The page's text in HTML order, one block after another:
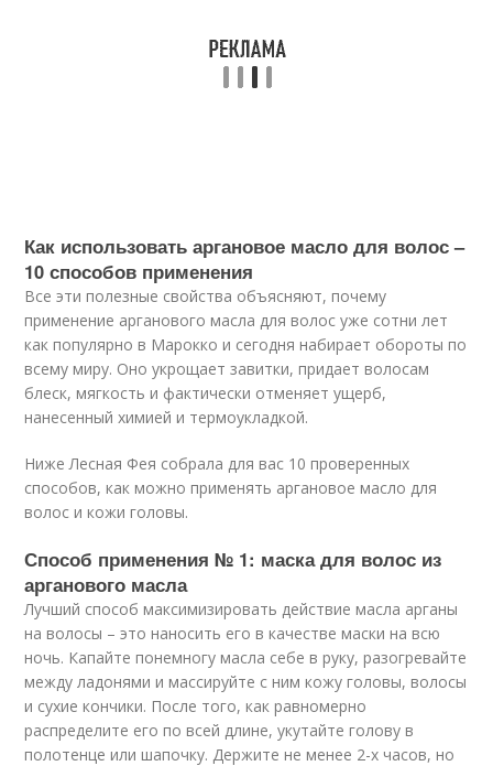
Как использовать аргановое масло для волос –
10 способов применения
Все эти полезные свойства объясняют, почему
применение арганового масла для волос уже сотни лет
как популярно в Марокко и сегодня набирает обороты по
всему миру. Оно укрощает завитки, придает волосам
блеск, мягкость и фактически отменяет ущерб,
нанесенный химией и термоукладкой.
Ниже Лесная Фея собрала для вас 10 проверенных
способов, как можно применять аргановое масло для
волос и кожи головы.
Способ применения № 1: маска для волос из
арганового масла
Лучший способ максимизировать действие масла арганы
на волосы – это наносить его в качестве маски на всю
ночь. Капайте понемногу масла себе в руку, разогревайте
между ладонями и массируйте с ним кожу головы, волосы
и сухие кончики. После того, как равномерно
распределите его по всей длине, укутайте голову в
полотенце или шапочку. Держите не менее 2-х часов, но